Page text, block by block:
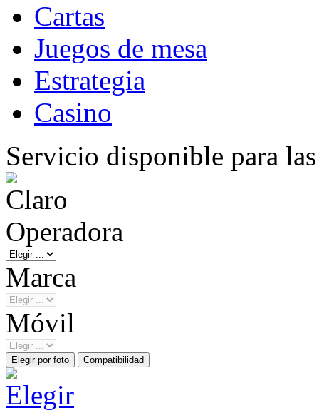
Cartas
Juegos de mesa
Estrategia
Casino
Servicio disponible para
Operadora
Marca
Móvil